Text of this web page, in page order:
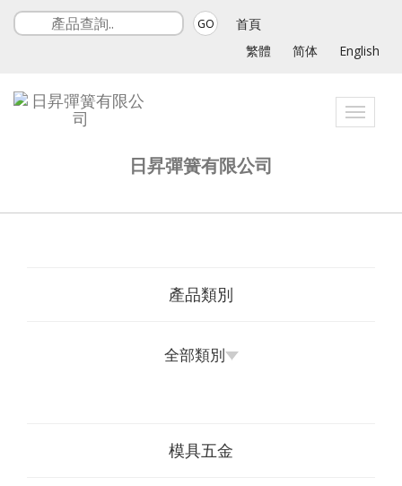
GO
首頁
繁體
简体 English
Toggle
日昇彈簧有限公司
產品類別
全部類別
模具五金